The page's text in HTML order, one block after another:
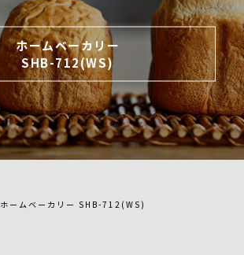
ホームベーカリー
SHB-712(WS)
ホームベーカリー SHB-712(WS)